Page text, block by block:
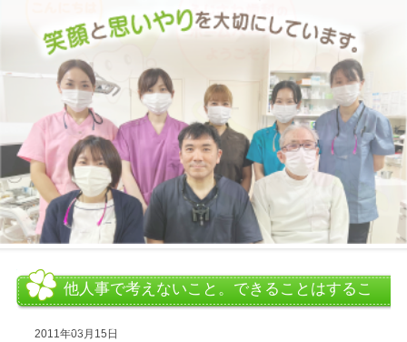
他人事で考えないこと。できることはするこ
と。（東日本大震災）
2011年03月15日